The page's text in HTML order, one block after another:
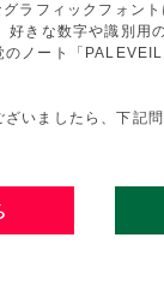
ラフィックフォント
きな数字や識別用
ノート「
いましたら、下記